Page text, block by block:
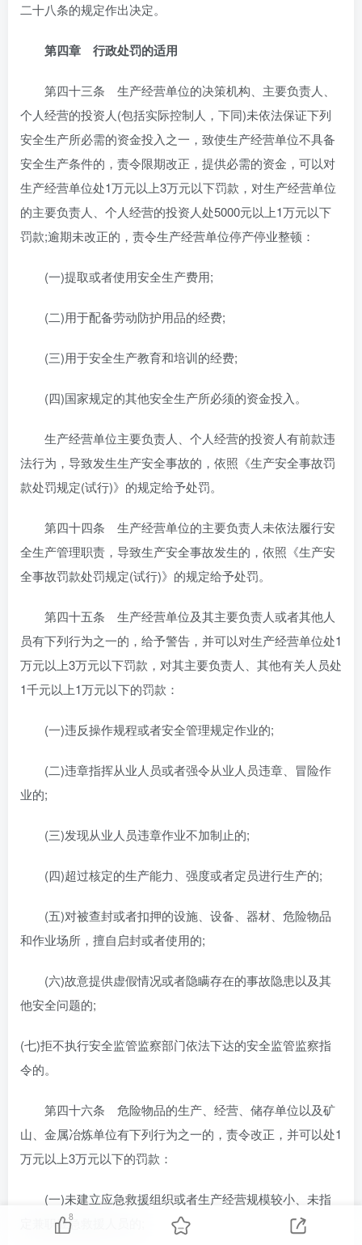
二十八条的规定作出决定。
第四章 行政处罚的适用
第四十三条 生产经营单位的决策机构、主要负责人、
个人经营的投资人(包括实际控制人，下同)未依法保证下列
安全生产所必需的资金投入之一，致使生产经营单位不具备
安全生产条件的，责令限期改正，提供必需的资金，可以对
生产经营单位处1万元以上3万元以下罚款，对生产经营单位
的主要负责人、个人经营的投资人处5000元以上1万元以下
罚款;逾期未改正的，责令生产经营单位停产停业整顿：
(一)提取或者使用安全生产费用;
(二)用于配备劳动防护用品的经费;
(三)用于安全生产教育和培训的经费;
(四)国家规定的其他安全生产所必须的资金投入。
生产经营单位主要负责人、个人经营的投资人有前款违
法行为，导致发生生产安全事故的，依照《生产安全事故罚
款处罚规定(试行)》的规定给予处罚。
第四十四条 生产经营单位的主要负责人未依法履行安
全生产管理职责，导致生产安全事故发生的，依照《生产安
全事故罚款处罚规定(试行)》的规定给予处罚。
第四十五条 生产经营单位及其主要负责人或者其他人
员有下列行为之一的，给予警告，并可以对生产经营单位处1
万元以上3万元以下罚款，对其主要负责人、其他有关人员处
1千元以上1万元以下的罚款：
(一)违反操作规程或者安全管理规定作业的;
(二)违章指挥从业人员或者强令从业人员违章、冒险作
业的;
(三)发现从业人员违章作业不加制止的;
(四)超过核定的生产能力、强度或者定员进行生产的;
(五)对被查封或者扣押的设施、设备、器材、危险物品
和作业场所，擅自启封或者使用的;
(六)故意提供虚假情况或者隐瞒存在的事故隐患以及其
他安全问题的;
(七)拒不执行安全监管监察部门依法下达的安全监管监察指
令的。
第四十六条 危险物品的生产、经营、储存单位以及矿
山、金属冶炼单位有下列行为之一的，责令改正，并可以处1
万元以上3万元以下的罚款：
(一)未建立应急救援组织或者生产经营规模较小、未指
定兼职应急救援人员的;
8